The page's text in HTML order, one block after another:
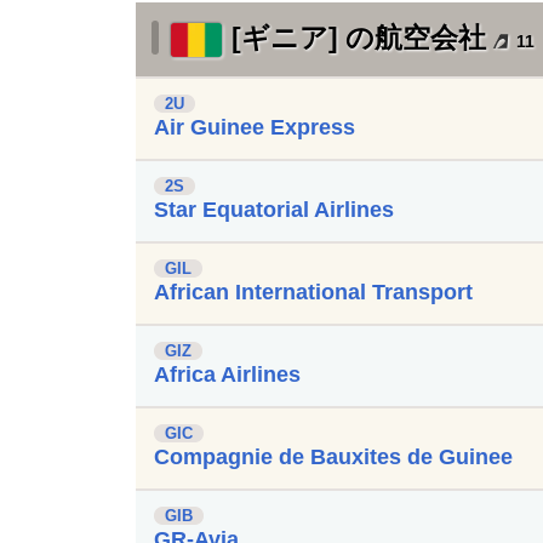
[ギニア] の航空会社 11
2U
Air Guinee Express
2S
Star Equatorial Airlines
GIL
African International Transport
GIZ
Africa Airlines
GIC
Compagnie de Bauxites de Guinee
GIB